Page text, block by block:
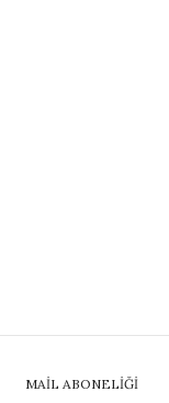
MAIL ABONELIĞI